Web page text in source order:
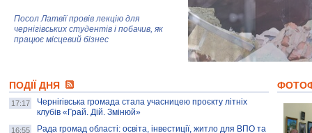
Посол Латвії провів лекцію для
чернігівських студентів і побачив, як
працює місцевий бізнес
колекцію про війну, емоції та тварин
AB InBev Efes Україна підтримала
ПОДІЇ ДНЯ
17:17
Чернігівська громада стала учасницею проєкту літніх
клубів «Грай. Дій. Змінюй»
16:55
Рада громад області: освіта, інвестиції, житло для ВПО та